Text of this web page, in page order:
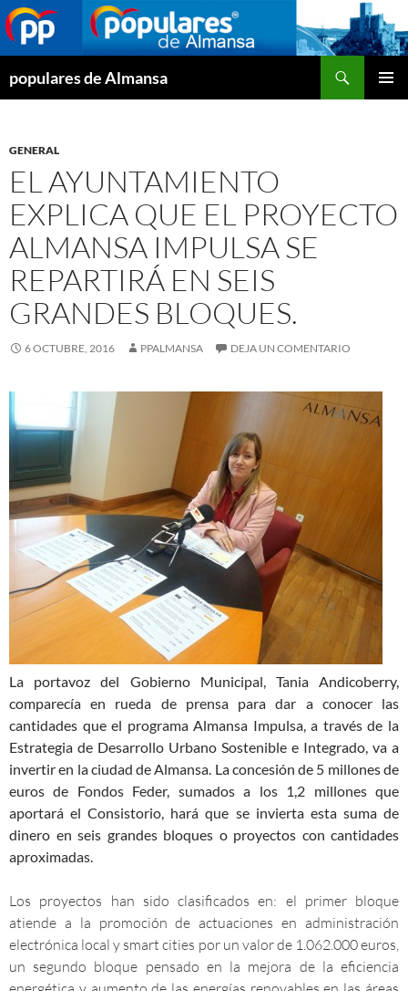
populares de Almansa
GENERAL
EL AYUNTAMIENTO
EXPLICA QUE EL PROYECTO
ALMANSA IMPULSA SE
REPARTIRÁ EN SEIS
GRANDES BLOQUES.
6 OCTUBRE, 2016 PPALMANSA DEJA UN COMENTARIO
La portavoz del Gobierno Municipal, Tania Andicoberry,
comparecía en rueda de prensa para dar a conocer las
cantidades que el programa Almansa Impulsa, a través de la
Estrategia de Desarrollo Urbano Sostenible e Integrado, va a
invertir en la ciudad de Almansa. La concesión de 5 millones de
euros de Fondos Feder, sumados a los 1,2 millones que
aportará el Consistorio, hará que se invierta esta suma de
dinero en seis grandes bloques o proyectos con cantidades
aproximadas.
Los proyectos han sido clasificados en: el primer bloque
atiende a la promoción de actuaciones en administración
electrónica local y smart cities por un valor de 1.062.000 euros,
un segundo bloque pensado en la mejora de la eficiencia